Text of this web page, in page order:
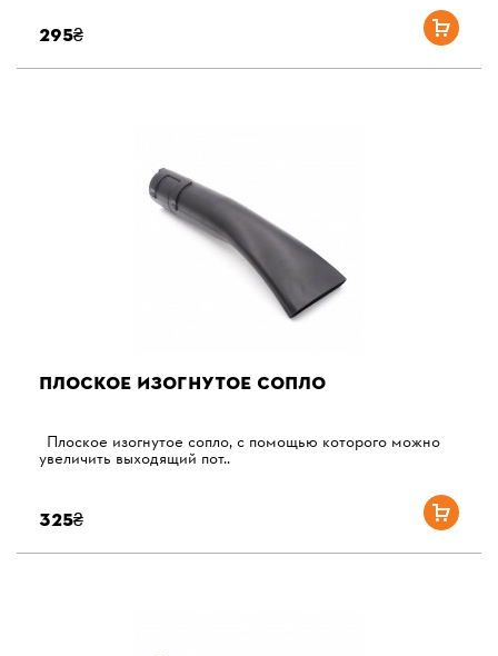
295₴
ПЛОСКОЕ ИЗОГНУТОЕ СОПЛО
Плоское изогнутое сопло, с помощью которого можно
увеличить выходящий пот..
325₴